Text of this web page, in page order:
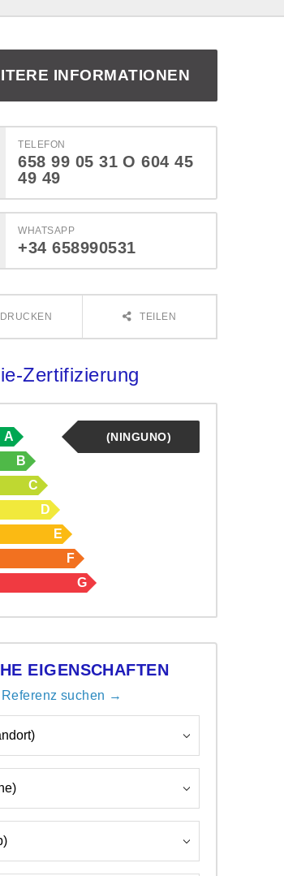
INFORMATIONEN
TELEFON
658 99 05 31 O 604 45
49 49
WHATSAPP
+34 658990531
DRUCKEN TEILEN
Zertifizierung
(NINGUNO)
A
B
C
D
E
F
G
EIGENSCHAFTEN
Referenz suchen →